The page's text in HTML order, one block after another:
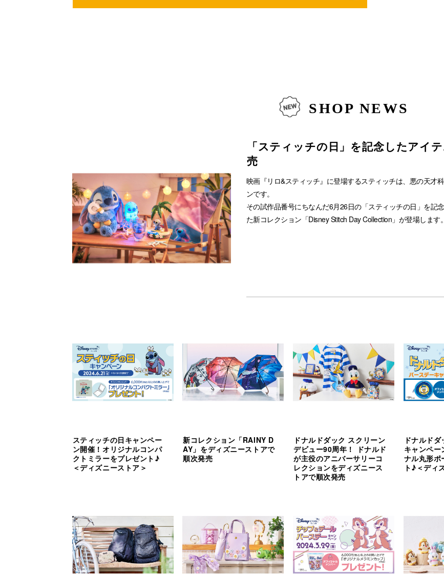
SHOP NEWS
「スティッチの日」を記念したアイ
売
映画『リロ&スティッチ』に登場するスティッチは、悪の天才
ンです。
その試作品番号にちなんだ6月26日の「スティッチの日」を記
た新コレクション「Disney Stitch Day Collection」が登場します。
・ ディズニーフラッグシップ東京、東京ディズニーリゾート
ア ディズニーストア.jp：6月11日(火) ~順次
※ 新商品の代引きは発売日翌日から承ります。​
※ アウトレット店では代引きは実施していません。​
※ 詳しくはストアキャストにお問い合わせください。 ​
© Disney
スティッチの日キャンペー
ン開催！オリジナルコンパ
クトミラーをプレゼント♪
＜ディズニーストア＞
新コレクション「RAINY D
AY」をディズニーストアで
順次発売
ドナルドダック スクリーン
デビュー90周年！ ドナルド
が主役のアニバーサリーコ
レクションをディズニース
トアで順次発売
ドナルド
キャンペー
ナル丸形ポ
ト♪＜ディ